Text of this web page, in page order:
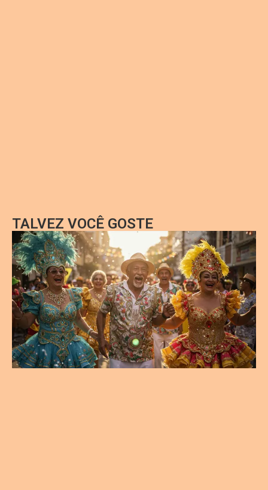
TALVEZ VOCÊ GOSTE